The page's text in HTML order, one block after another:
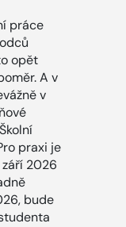
práce
opět
A v
v
praxi je
září 2026
bude